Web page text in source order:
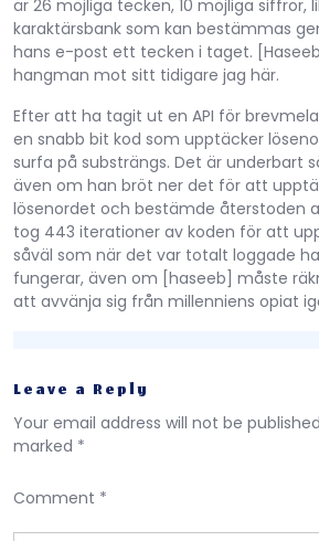
är 26 möjliga tecken, 10 möjliga siffror,
karaktärsbank som kan bestämmas
hans e-post ett tecken i taget.
hangman mot sitt tidigare jag här.
Efter att ha tagit ut en API för
en snabb bit kod som upptäcker
surfa på substrängs. Det är underbart
även om han bröt ner det för att
lösenordet och bestämde återstoden
tog 443 iterationer av koden för att
såväl som när det var totalt loggade
fungerar, även om [haseeb] måste
att avvänja sig från millenniens opiat
Leave a Reply
Your email address will not be
marked *
Comment *